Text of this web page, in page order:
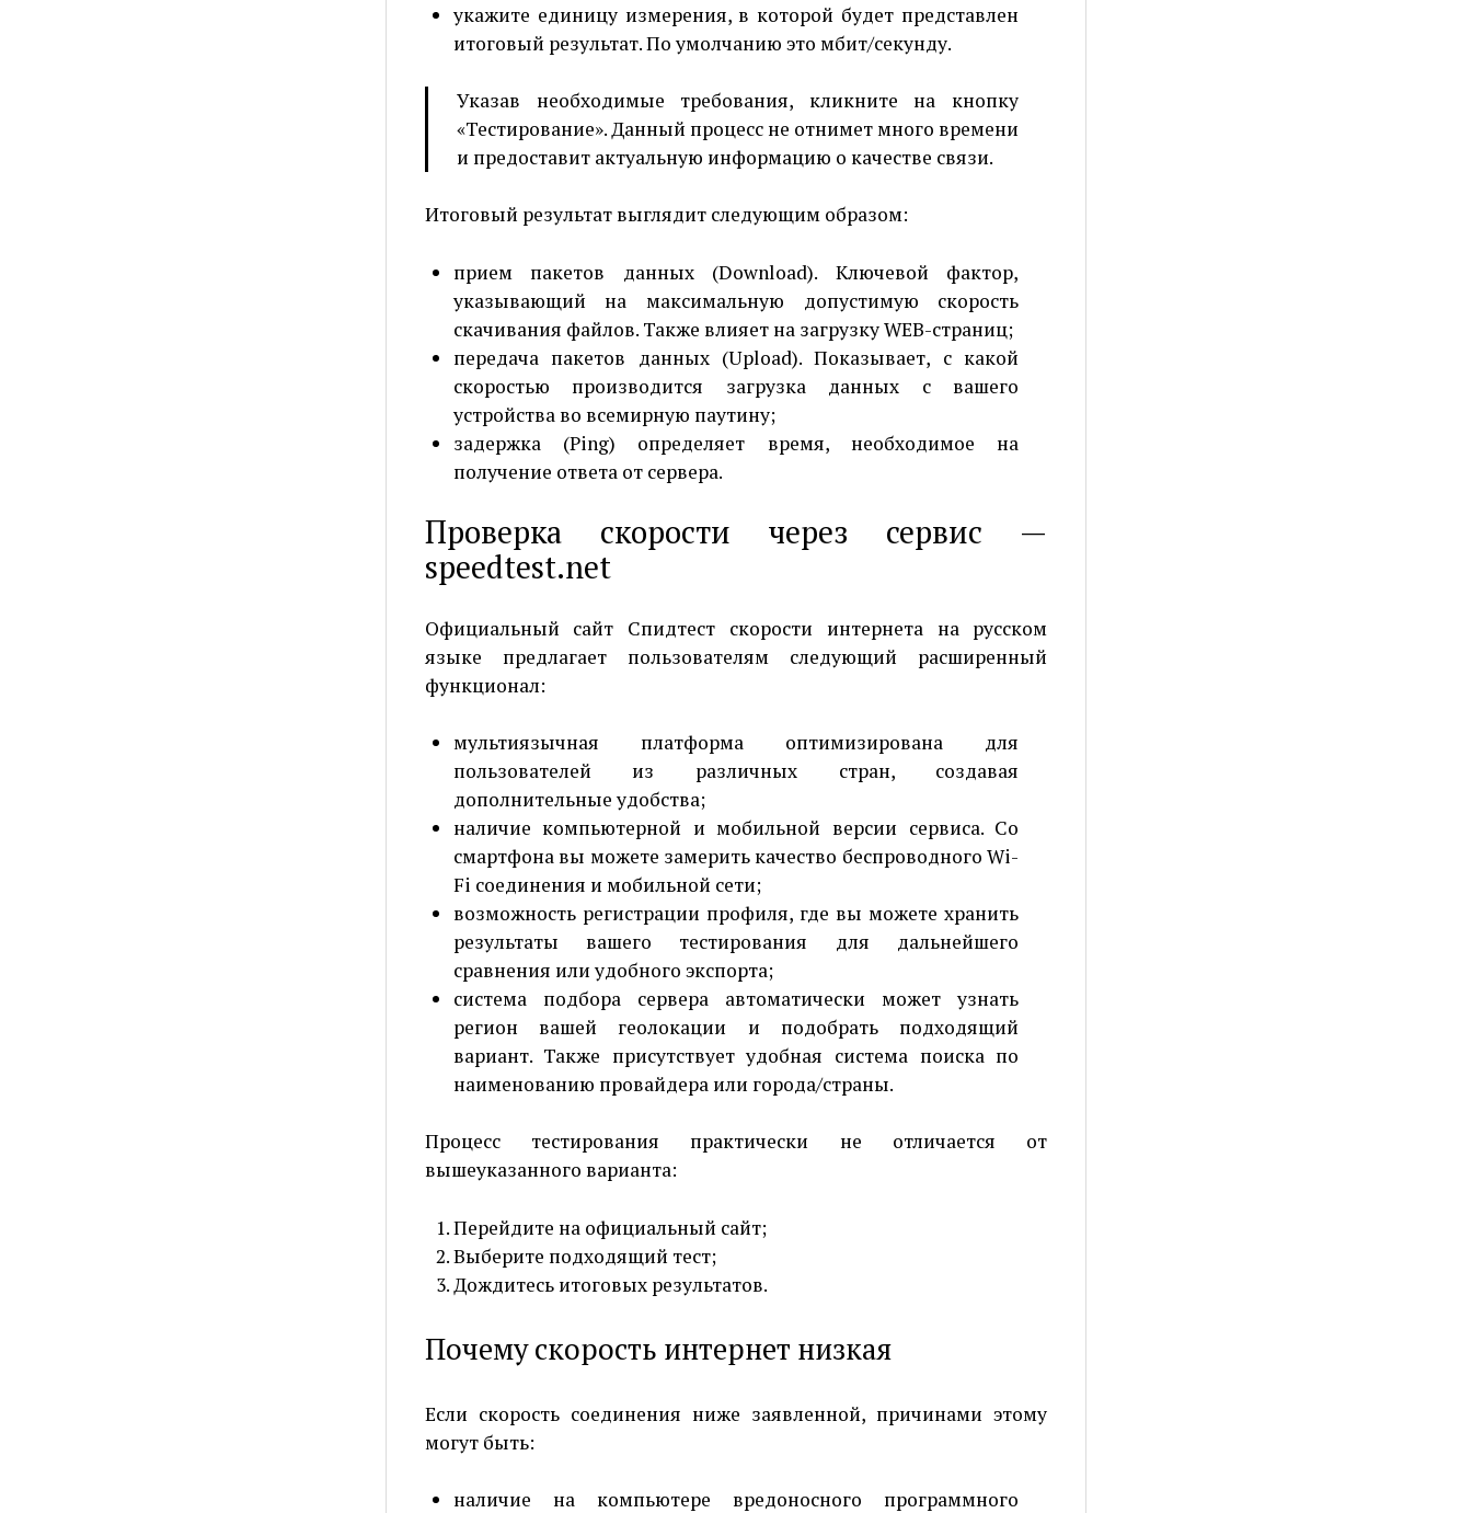
укажите единицу измерения, в которой будет представлен
итоговый результат. По умолчанию это мбит/секунду.
Указав необходимые требования, кликните на кнопку
«Тестирование». Данный процесс не отнимет много времени
и предоставит актуальную информацию о качестве связи.
Итоговый результат выглядит следующим образом:
прием пакетов данных (Download). Ключевой фактор,
указывающий на максимальную допустимую скорость
скачивания файлов. Также влияет на загрузку WEB-страниц;
передача пакетов данных (Upload). Показывает, с какой
скоростью производится загрузка данных с вашего
устройства во всемирную паутину;
задержка (Ping) определяет время, необходимое на
получение ответа от сервера.
Проверка скорости через сервис —
speedtest.net
Официальный сайт Спидтест скорости интернета на русском
языке предлагает пользователям следующий расширенный
функционал:
мультиязычная платформа оптимизирована для
пользователей из различных стран, создавая
дополнительные удобства;
наличие компьютерной и мобильной версии сервиса. Со
смартфона вы можете замерить качество беспроводного Wi-
Fi соединения и мобильной сети;
возможность регистрации профиля, где вы можете хранить
результаты вашего тестирования для дальнейшего
сравнения или удобного экспорта;
система подбора сервера автоматически может узнать
регион вашей геолокации и подобрать подходящий
вариант. Также присутствует удобная система поиска по
наименованию провайдера или города/страны.
Процесс тестирования практически не отличается от
вышеуказанного варианта:
Перейдите на официальный сайт;
Выберите подходящий тест;
Дождитесь итоговых результатов.
Почему скорость интернет низкая
Если скорость соединения ниже заявленной, причинами этому
могут быть:
наличие на компьютере вредоносного программного